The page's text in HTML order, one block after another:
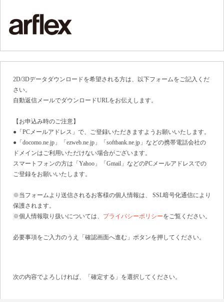
2D/3Dデータダウンロードを希望される方は、以下フォームをご記入くだ
さい。
自動返信メールでダウンロードURLをお伝えします。
【お申込み時のご注意】
●「PCメールアドレス」で、ご登録いただきますようお願いいたします。
●「docomo.ne.jp」「ezweb.ne.jp」「softbank.ne.jp」などの携帯電話会社の
ドメインはご利用いただけない場合がございます。
スマートフォンの方は「Yahoo」「Gmail」などのPCメールアドレスでの
ご登録をお願いいたします。
※当フォームより送信されるお客様の個人情報は、 SSL暗号化通信により
保護されます。
※個人情報取り扱いについては、 プライバシーポリシーをご覧ください。
必要事項をご入力のうえ「確認画面へ進む」ボタンを押してください。
次の内容でよろしければ、「確定する」を選択してください。